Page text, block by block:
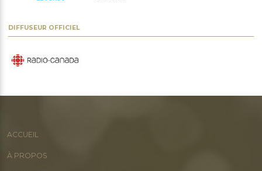
DIFFUSEUR OFFICIEL
ACCUEIL
À PROPOS